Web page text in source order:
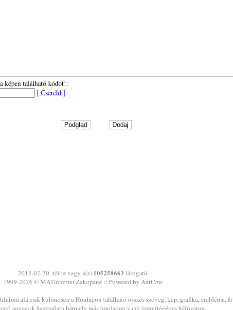
képen található kódot!:
[ Cseréld ]
2013-02-20 -tól te vagy a(z) 105258663 látogató
1999-2026 ©MATinternet Zakopane :: Powered by AntCms
alá esik különösen a Honlapon található összes szöveg, kép, grafika,
anyagok használata bármely más honlapon vagy számítógépes hálózaton.